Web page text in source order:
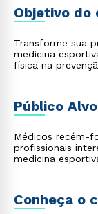
Objetivo do
Transforme sua
medicina
física na
Público Alvo
Médicos recém-
profissionais
medicina
Conheça o